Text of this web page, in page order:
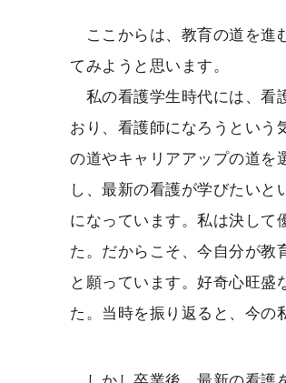
ここからは、教育の道を進
てみようと思います。
私の看護学生時代には、看
おり、看護師になろうという
の道やキャリアアップの道を
し、最新の看護が学びたいと
になっています。私は決して
た。だからこそ、今自分が教
と願っています。好奇心旺盛
た。当時を振り返ると、今の